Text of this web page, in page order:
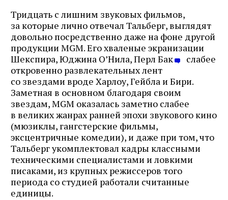
Тридцать с лишним звуковых фильмов,
за которые лично отвечал Тальберг, выглядят
довольно посредственно даже на фоне другой
продукции MGM. Его хваленые экранизации
Шекспира, Юджина O’Нила, Перл Бак
слабее
откровенно развлекательных лент
со звездами вроде Харлоу, Гейбла и Бири.
Заметная в основном благодаря своим
звездам, MGM оказалась заметно слабее
в великих жанрах ранней эпохи звукового кино
(мюзиклы, гангстерские фильмы,
эксцентричные комедии), и даже при том, что
Тальберг укомплектовал кадры классными
техническими специалистами и ловкими
писаками, из крупных режиссеров того
периода со студией работали считанные
единицы.